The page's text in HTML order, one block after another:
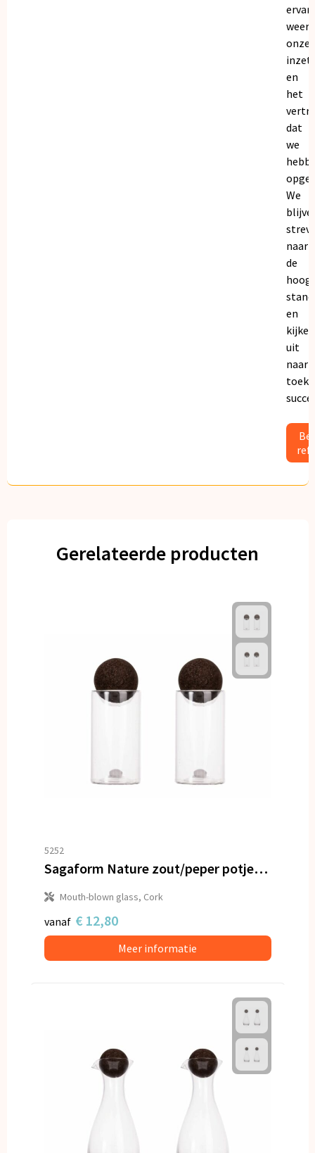
onze
inzet
en
het
dat
we
We
naar
de
en
kijken
uit
naar
Gerelateerde producten
5252
Sagaform Nature zout/peper potjes met kurkstoppers 2 st.
Mouth-blown glass, Cork
vanaf € 12,80
Meer informatie